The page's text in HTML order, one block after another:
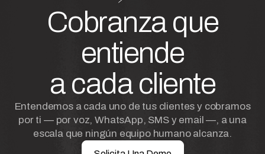
Cobranza que
entiende
a cada cliente
Entendemos a cada uno de tus clientes y cobramos
por ti — por voz, WhatsApp, SMS y email —, a una
escala que ningún equipo humano alcanza.